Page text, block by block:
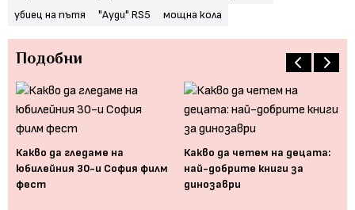
убиец на пътя
"Ауди" RS5 мощна кола
Подобни
Какво да гледаме на
юбилейния 30-и София филм
фест
Какво да четем на децата:
най-добрите книги за
динозаври